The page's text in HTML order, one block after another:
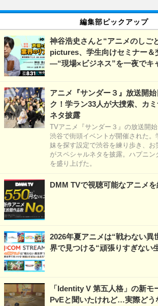
編集部ピックアップ
神谷浩史さんと“アニメのしご
pictures、学生向けセミナー
―“現場×ビジネス”を一夜でキ
アニメ『サンダー３』放送開
ク！学ラン33人が大捜索、カ
ネタ披露
TVアニメ『サンダー３』の放送開
渋谷で街頭イベントが開催された
妹を探す設定で渋谷を練り歩き、お
がスペシャルネタを披露。ハプニ
を盛り上げた。
DMM TVで視聴可能なアニメを
2026年夏アニメは“戦わない異
界で見つける“頑張りすぎない
「Identity V 第五人格」の新モ
PvEと聞いたけれど…実際どう